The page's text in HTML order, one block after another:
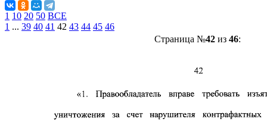
1 10 20 50 ВСЕ
1 ... 39 40 41 42 43 44 45 46
Страница №42из 46: